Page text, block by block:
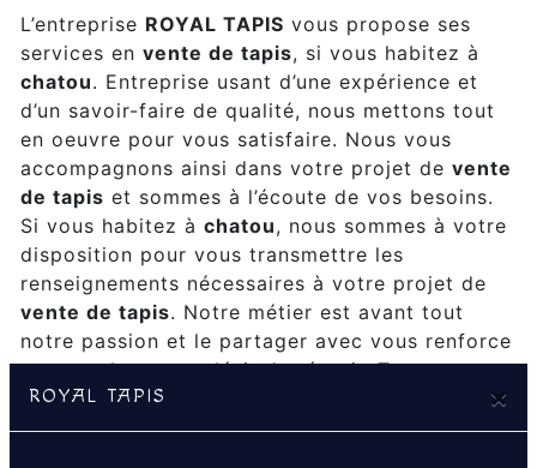
ROYAL TAPIS ×
L’entreprise ROYAL TAPIS vous propose ses
services en vente de tapis, si vous habitez à
chatou. Entreprise usant d’une expérience et
d’un savoir-faire de qualité, nous mettons tout
en oeuvre pour vous satisfaire. Nous vous
accompagnons ainsi dans votre projet de vente
de tapis et sommes à l’écoute de vos besoins.
Si vous habitez à chatou, nous sommes à votre
disposition pour vous transmettre les
renseignements nécessaires à votre projet de
vente de tapis. Notre métier est avant tout
notre passion et le partager avec vous renforce
encore plus notre désir de réussir. Toute notre
équipe est qualifiée et travaille avec propreté
et rigueur.